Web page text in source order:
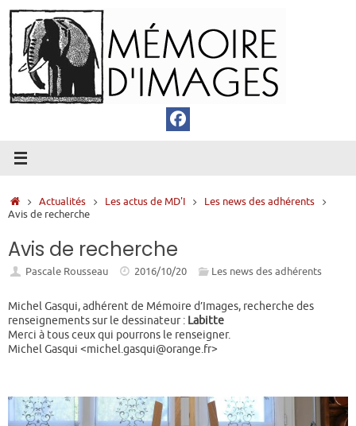
Passer
au
contenu
Accueil
Actualités Les actus de MD'I
Les news des adhérents
Avis de recherche
Avis de recherche
Pascale Rousseau 2016/10/20 Les news des adhérents
Michel Gasqui, adhérent de Mémoire d’Images, recherche des
renseignements sur le dessinateur : Labitte
Merci à tous ceux qui pourrons le renseigner.
Michel Gasqui <michel.gasqui@orange.fr>